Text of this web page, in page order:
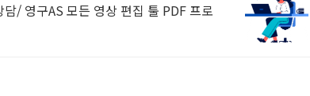
/ 영구AS 모든 영상 편집 툴 PDF 프로